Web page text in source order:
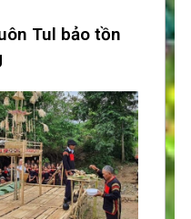
Tul bảo tồn